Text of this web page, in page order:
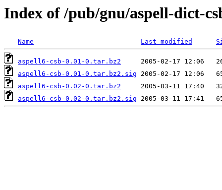
Index of /pub/gnu/aspell-dict-
Name Last modified
aspell6-csb-0.01-0.tar.bz2
aspell6-csb-0.01-0.tar.bz2.sig
aspell6-csb-0.02-0.tar.bz2
aspell6-csb-0.02-0.tar.bz2.sig